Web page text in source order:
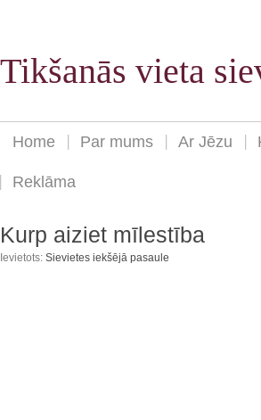
Tikšanās vieta
Home Par mums Ar Jēzu
Reklāma
Kurp aiziet mīlestība
Ievietots: Sievietes iekšējā pasaule